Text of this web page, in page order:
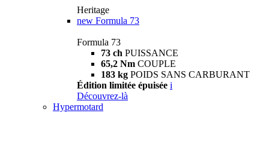
Heritage
new Formula 73
Formula 73
73 ch PUISSANCE
65,2 Nm COUPLE
183 kg POIDS SANS CARBURANT
Édition limitée épuisée i
Découvrez-là
Hypermotard